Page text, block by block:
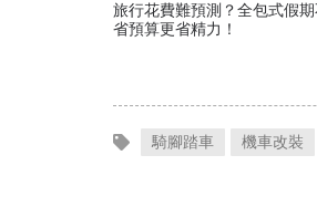
旅行花費難預測？全包式假
省預算更省精力！
騎腳踏車 機車改裝